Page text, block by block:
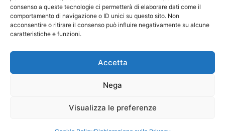
consenso a queste tecnologie ci permetterà di elaborare dati come il
comportamento di navigazione o ID unici su questo sito. Non
acconsentire o ritirare il consenso può influire negativamente su alcune
caratteristiche e funzioni.
Accetta
Nega
Visualizza le preferenze
© 2026 Comunicati Stampa | Powered by